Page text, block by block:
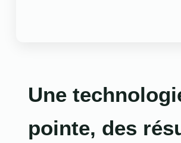
Une
pointe, des